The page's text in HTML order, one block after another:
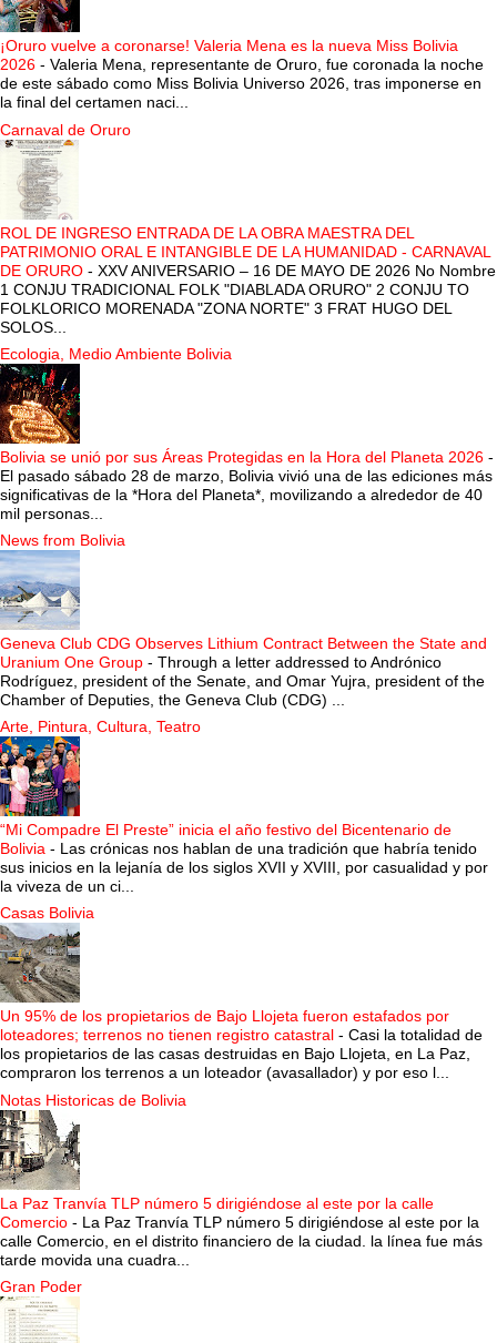
¡Oruro vuelve a coronarse! Valeria Mena es la nueva Miss Bolivia
2026 - Valeria Mena, representante de Oruro, fue coronada la noche
de este sábado como Miss Bolivia Universo 2026, tras imponerse en
la final del certamen naci...
Carnaval de Oruro
ROL DE INGRESO ENTRADA DE LA OBRA MAESTRA DEL
PATRIMONIO ORAL E INTANGIBLE DE LA HUMANIDAD - CARNAVAL
DE ORURO - XXV ANIVERSARIO – 16 DE MAYO DE 2026 No Nombre
1 CONJU TRADICIONAL FOLK "DIABLADA ORURO" 2 CONJU TO
FOLKLORICO MORENADA "ZONA NORTE" 3 FRAT HUGO DEL
SOLOS...
Ecologia, Medio Ambiente Bolivia
Bolivia se unió por sus Áreas Protegidas en la Hora del Planeta 2026 -
El pasado sábado 28 de marzo, Bolivia vivió una de las ediciones más
significativas de la *Hora del Planeta*, movilizando a alrededor de 40
mil personas...
News from Bolivia
Geneva Club CDG Observes Lithium Contract Between the State and
Uranium One Group - Through a letter addressed to Andrónico
Rodríguez, president of the Senate, and Omar Yujra, president of the
Chamber of Deputies, the Geneva Club (CDG) ...
Arte, Pintura, Cultura, Teatro
“Mi Compadre El Preste” inicia el año festivo del Bicentenario de
Bolivia - Las crónicas nos hablan de una tradición que habría tenido
sus inicios en la lejanía de los siglos XVII y XVIII, por casualidad y por
la viveza de un ci...
Casas Bolivia
Un 95% de los propietarios de Bajo Llojeta fueron estafados por
loteadores; terrenos no tienen registro catastral - Casi la totalidad de
los propietarios de las casas destruidas en Bajo Llojeta, en La Paz,
compraron los terrenos a un loteador (avasallador) y por eso l...
Notas Historicas de Bolivia
La Paz Tranvía TLP número 5 dirigiéndose al este por la calle
Comercio - La Paz Tranvía TLP número 5 dirigiéndose al este por la
calle Comercio, en el distrito financiero de la ciudad. la línea fue más
tarde movida una cuadra...
Gran Poder